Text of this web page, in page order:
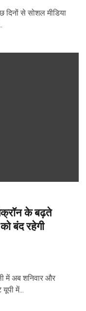
दिनों से सोशल मीडिया
के बढ़ते
बंद रहेगी
में अब शनिवार और
में...